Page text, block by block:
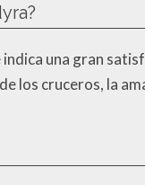
indica una gran
los cruceros, la